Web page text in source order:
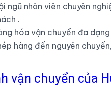
ngũ nhân viên chuyên
.
hóa vận chuyển đa
hàng đến nguyên
vận chuyển của